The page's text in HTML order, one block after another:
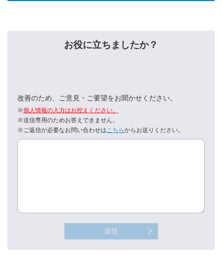
お役に立ちましたか？
改善のため、ご意見・ご要望をお聞かせください。
※個人情報の入力はお控えください。
※送信専用のためお答えできません。
※ご返信が必要なお問い合わせは こちらからお送りください。
送信